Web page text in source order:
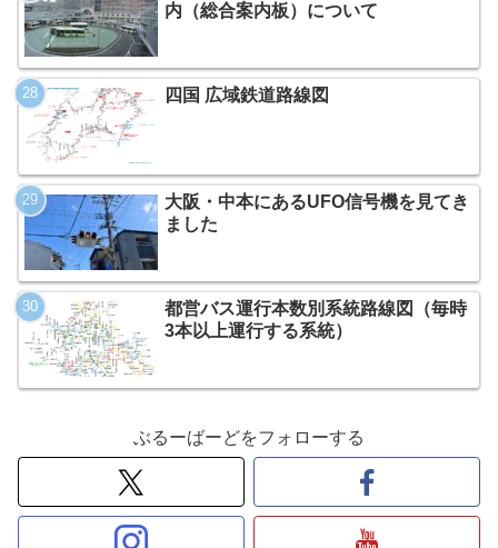
内（総合案内板）について
四国 広域鉄道路線図
大阪・中本にあるUFO信号機を見てき
ました
都営バス運行本数別系統路線図（毎時
3本以上運行する系統）
ぶるーばーどをフォローする